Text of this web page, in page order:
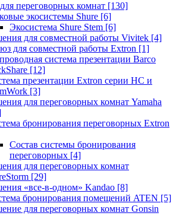
переговорных комнат [130]
экосистемы Shure [6]
Экосистема Shure Stem [6]
для совместной работы Vivitek [4]
для совместной работы Extron [1]
система презентации Barco
[12]
презентации Extron серии HC и
[3]
для переговорных комнат Yamaha
бронирования переговорных Extron
Состав системы бронирования
переговорных [4]
для переговорных комнат
[29]
«все-в-одном» Kandao [8]
бронирования помещений ATEN [5]
для переговорных комнат Gonsin